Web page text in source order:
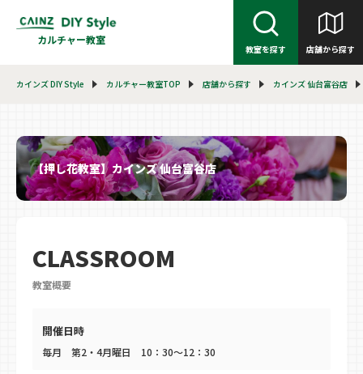
カルチャー教室
教室を探す 店舗から探す
カインズ DIY Style カルチャー教室TOP 店舗から探す カインズ 仙台富谷店
【押し花教室】カインズ 仙台富谷店
CLASSROOM
教室概要
開催日時
毎月 第2・4月曜日 10：30～12：30